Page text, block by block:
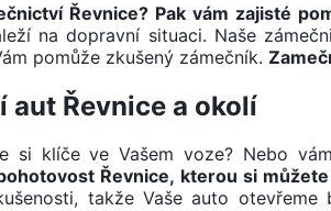
Řevnice? Pak vám zajisté
na dopravní situaci. Naše
pomůže zkušený zámečník.
aut Řevnice a okolí
si klíče ve Vašem voze? Nebo
Řevnice, kterou si
takže Vaše auto